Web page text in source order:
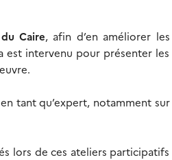
Caire, afin d’en améliorer les
est intervenu pour présenter les
tant qu’expert, notamment sur
lors de ces ateliers participatifs